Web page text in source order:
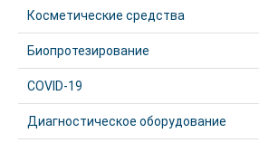
Косметические средства
Биопротезирование
COVID-19
Диагностическое оборудование